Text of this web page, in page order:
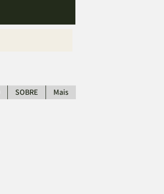
SOBRE Mais